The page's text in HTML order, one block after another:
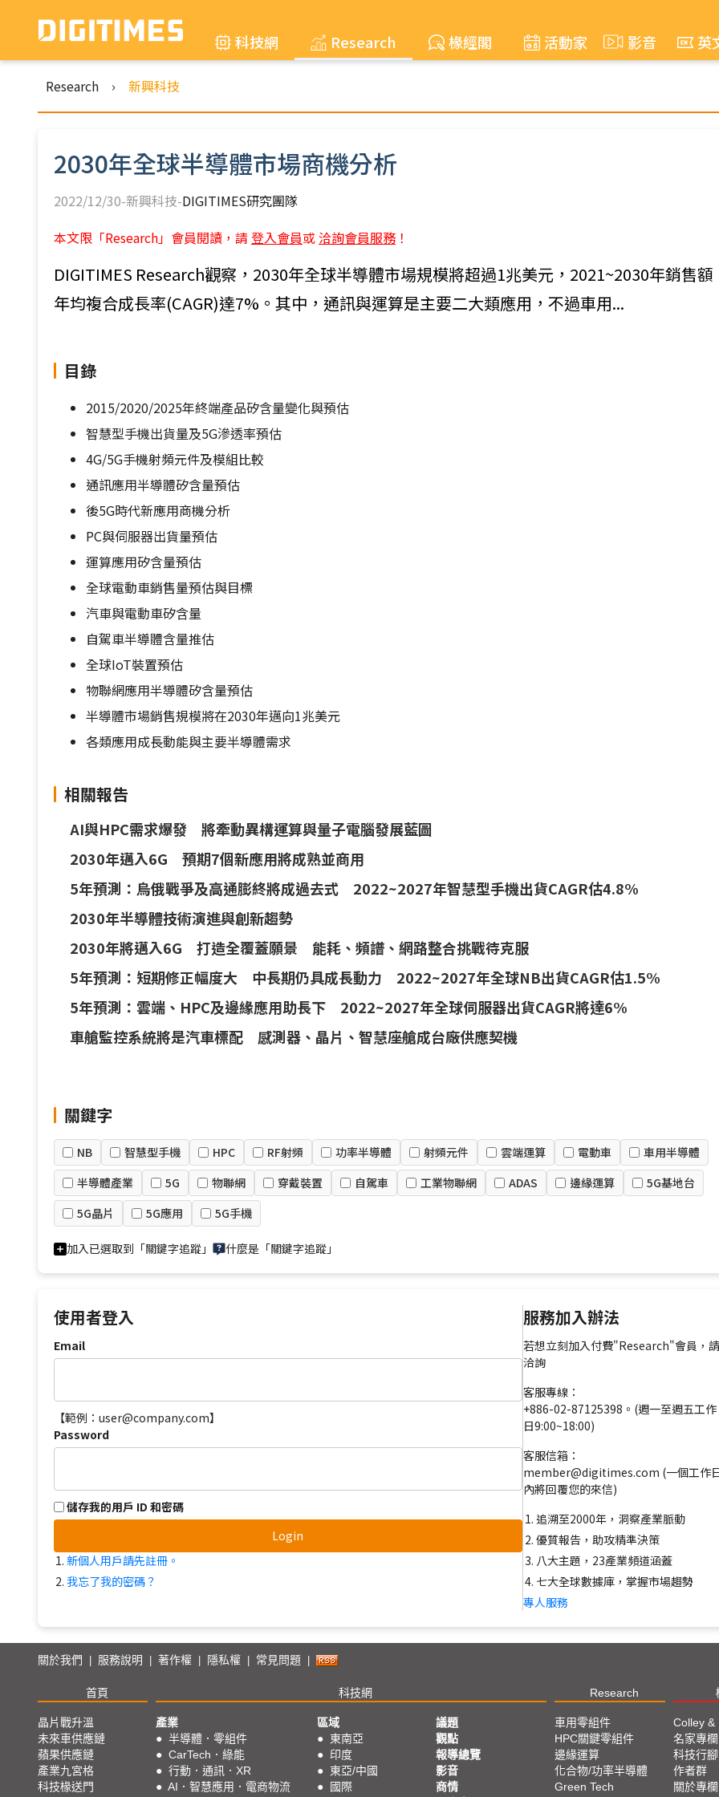
科技網 Research 椽經閣 活動家 影音 英
Research › 新興科技
2030年全球半導體市場商機分析
2022/12/30-新興科技-DIGITIMES研究團隊
本文限「Research」會員閱讀，請 登入會員或 洽詢會員服務 ！
DIGITIMES Research觀察，2030年全球半導體市場規模將超過1兆美元，2021~2030年銷售額
年均複合成長率(CAGR)達7%。其中，通訊與運算是主要二大類應用，不過車用...
目錄
2015/2020/2025年終端產品矽含量變化與預估
智慧型手機出貨量及5G滲透率預估
4G/5G手機射頻元件及模組比較
通訊應用半導體矽含量預估
後5G時代新應用商機分析
PC與伺服器出貨量預估
運算應用矽含量預估
全球電動車銷售量預估與目標
汽車與電動車矽含量
自駕車半導體含量推估
全球IoT裝置預估
物聯網應用半導體矽含量預估
半導體市場銷售規模將在2030年邁向1兆美元
各類應用成長動能與主要半導體需求
相關報告
AI與HPC需求爆發 將牽動異構運算與量子電腦發展藍圖
2030年邁入6G 預期7個新應用將成熟並商用
5年預測：烏俄戰爭及高通膨終將成過去式 2022~2027年智慧型手機出貨CAGR估4.8%
2030年半導體技術演進與創新趨勢
2030年將邁入6G 打造全覆蓋願景 能耗、頻譜、網路整合挑戰待克服
5年預測：短期修正幅度大 中長期仍具成長動力 2022~2027年全球NB出貨CAGR估1.5%
5年預測：雲端、HPC及邊緣應用助長下 2022~2027年全球伺服器出貨CAGR將達6%
車艙監控系統將是汽車標配 感測器、晶片、智慧座艙成台廠供應契機
關鍵字
NB 智慧型手機 HPC RF射頻 功率半導體 射頻元件 雲端運算 電動車
車用半導體
半導體產業
5G 物聯網 穿戴裝置 自駕車 工業物聯網 ADAS 邊緣運算
5G基地台
5G晶片
5G應用 5G手機
加入已選取到「關鍵字追蹤」 什麼是「關鍵字追蹤」
使用者登入
Email
【範例：user@company.com】
Password
儲存我的用戶 ID 和密碼
Login
新個人用戶請先註冊。
我忘了我的密碼？
服務加入辦法
若想立刻加入付費"Research"會員，請
洽詢
客服專線：
+886-02-87125398。(週一至週五工作
日9:00~18:00)
客服信箱：
member@digitimes.com (一個工作
內將回覆您的來信)
追溯至2000年，洞察產業脈動
優質報告，助攻精準決策
八大主題，23產業頻道涵蓋
七大全球數據庫，掌握市場趨勢
專人服務
關於我們 服務說明 著作權 隱私權 常見問題
首頁 科技網 Research
晶片戰升溫
未來車供應鏈
蘋果供應鏈
產業九宮格
科技椽送門
產業
● 半導體．零組件
● CarTech．綠能
● 行動．通訊．XR
● AI．智慧應用．電商物流
區域
● 東南亞
● 印度
● 東亞/中國
●
國際
議題
觀點
報導總覽
影音
商情
車用零組件
HPC關鍵零組件
邊緣運算
化合物/功率半導體
Green Tech
Colley &
名家專欄
科技行腳
作者群
關於專欄